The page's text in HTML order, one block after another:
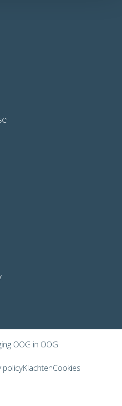
OOG in OOG
policyKlachtenCookies